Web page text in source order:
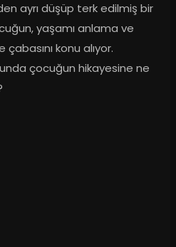
ayrı düşüp terk edilmiş bir
yaşamı anlama ve
konu alıyor.
çocuğun hikayesine ne